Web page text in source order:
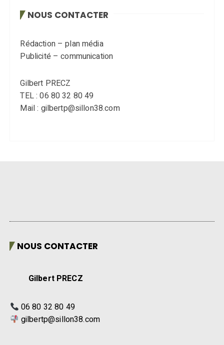
NOUS CONTACTER
Rédaction – plan média
Publicité – communication
Gilbert PRECZ
TEL : 06 80 32 80 49
Mail : gilbertp@sillon38.com
NOUS CONTACTER
Gilbert PRECZ
06 80 32 80 49
gilbertp@sillon38.com